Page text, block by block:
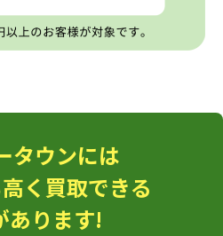
タウンには
く買取できる
あります!